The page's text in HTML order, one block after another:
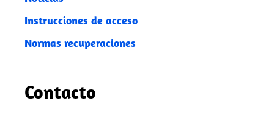
Instrucciones de acceso
Normas recuperaciones
Contacto